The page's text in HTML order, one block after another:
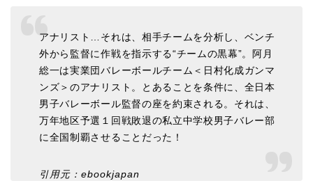
アナリスト…それは、相手チームを分析し、ベンチ
外から監督に作戦を指示する“チームの黒幕”。阿月
総一は実業団バレーボールチーム＜日村化成ガンマ
ンズ＞のアナリスト。とあることを条件に、全日本
男子バレーボール監督の座を約束される。それは、
万年地区予選１回戦敗退の私立中学校男子バレー部
に全国制覇させることだった！
引用元：ebookjapan